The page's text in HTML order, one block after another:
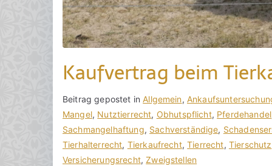
Kaufvertrag beim
V
o
n
h
o
B
e
i
t
r
Beitrag gepostet in Allgemein,
Mangel, Nutztierrecht, Obhutspflicht, Pferdehandel
Sachmangelhaftung, Sachverständige,
Tierhalterrecht, Tierkaufrecht,Tierrecht, Tierschutz
Versicherungsrecht,Zweigstellen
K
e
i
n
e